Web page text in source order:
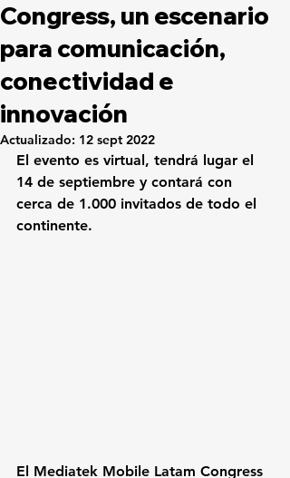
Congress, un escenario
para comunicación,
conectividad e
innovación
Actualizado: 12 sept 2022
El evento es virtual, tendrá lugar el
14 de septiembre y contará con
cerca de 1.000 invitados de todo el
continente.
El Mediatek Mobile Latam Congress